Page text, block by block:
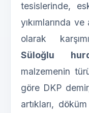
tesislerinde,
yıkımlarında
olarak
Süloğlu
malzemenin
göre DKP
artıkları,